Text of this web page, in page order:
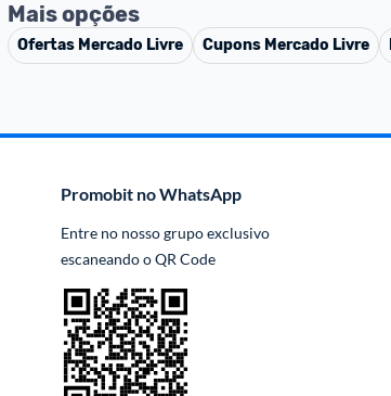
Mais opções
Ofertas Mercado Livre Cupons Mercado Livre
Promobit no WhatsApp
Entre no nosso grupo exclusivo
escaneando o QR Code